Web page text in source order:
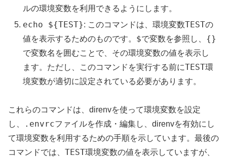
ルの環境変数を利用できるようにします。
echo ${TEST}: このコマンドは、環境変数TESTの
値を表示するためのものです。 $で変数を参照し、 {}
で変数名を囲むことで、その環境変数の値を表示し
ます。ただし、このコマンドを実行する前にTEST環
境変数が適切に設定されている必要があります。
これらのコマンドは、direnvを使って環境変数を設定
し、
.envrcファイルを作成・編集し、direnvを有効にし
て環境変数を利用するための手順を示しています。最後の
コマンドでは、 TEST環境変数の値を表示していますが、